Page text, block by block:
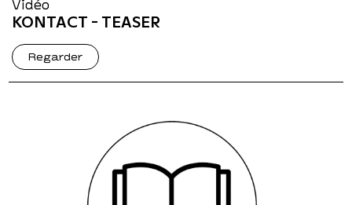
Vidéo
KONTACT - TEASER
Regarder